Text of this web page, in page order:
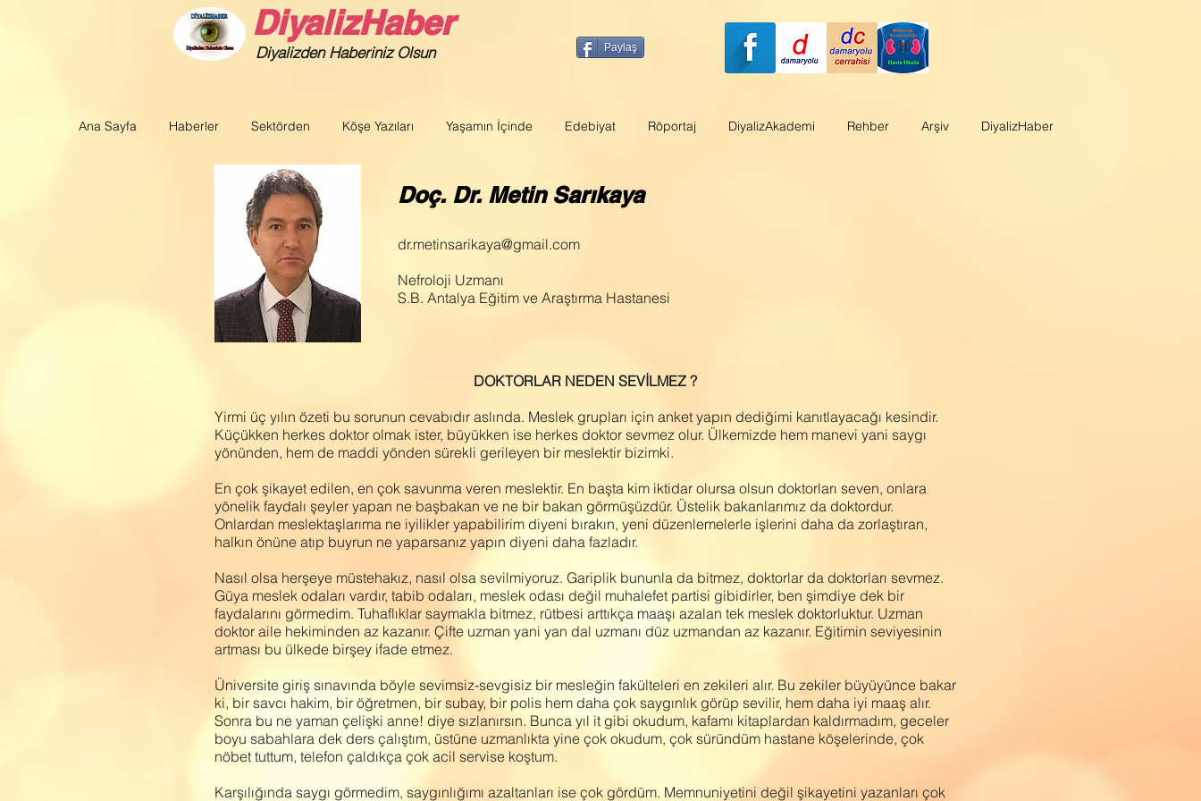
DiyalizHaber
Diyalizden Haberiniz Olsun Paylaş
Ana Sayfa Haberler Sektörden Köşe Yazıları Yaşamın İçinde Edebiyat Röportaj DiyalizAkademi Rehber Arşiv DiyalizHaber
Doç. Dr. Metin Sarıkaya
dr.metinsarikaya@gmail.com
Nefroloji Uzmanı
S.B. Antalya Eğitim ve Araştırma Hastanesi
DOKTORLAR NEDEN SEVİLMEZ ?
Yirmi üç yılın özeti bu sorunun cevabıdır aslında. Meslek grupları için anket yapın dediğimi kanıtlayacağı kesindir.
Küçükken herkes doktor olmak ister, büyükken ise herkes doktor sevmez olur. Ülkemizde hem manevi yani saygı
yönünden, hem de maddi yönden sürekli gerileyen bir meslektir bizimki.
En çok şikayet edilen, en çok savunma veren meslektir. En başta kim iktidar olursa olsun doktorları seven, onlara
yönelik faydalı şeyler yapan ne başbakan ve ne bir bakan görmüşüzdür. Üstelik bakanlarımız da doktordur.
Onlardan meslektaşlarıma ne iyilikler yapabilirim diyeni bırakın, yeni düzenlemelerle işlerini daha da zorlaştıran,
halkın önüne atıp buyrun ne yaparsanız yapın diyeni daha fazladır.
Nasıl olsa herşeye müstehakız, nasıl olsa sevilmiyoruz. Gariplik bununla da bitmez, doktorlar da doktorları sevmez.
Güya meslek odaları vardır, tabib odaları, meslek odası değil muhalefet partisi gibidirler, ben şimdiye dek bir
faydalarını görmedim. Tuhaflıklar saymakla bitmez, rütbesi arttıkça maaşı azalan tek meslek doktorluktur. Uzman
doktor aile hekiminden az kazanır. Çifte uzman yani yan dal uzmanı düz uzmandan az kazanır. Eğitimin seviyesinin
artması bu ülkede birşey ifade etmez.
Üniversite giriş sınavında böyle sevimsiz-sevgisiz bir mesleğin fakülteleri en zekileri alır. Bu zekiler büyüyünce bakar
ki, bir savcı hakim, bir öğretmen, bir subay, bir polis hem daha çok saygınlık görüp sevilir, hem daha iyi maaş alır.
Sonra bu ne yaman çelişki anne! diye sızlanırsın. Bunca yıl it gibi okudum, kafamı kitaplardan kaldırmadım, geceler
boyu sabahlara dek ders çalıştım, üstüne uzmanlıkta yine çok okudum, çok süründüm hastane köşelerinde, çok
nöbet tuttum, telefon çaldıkça çok acil servise koştum.
Karşılığında saygı görmedim, saygınlığımı azaltanları ise çok gördüm. Memnuniyetini değil şikayetini yazanları çok